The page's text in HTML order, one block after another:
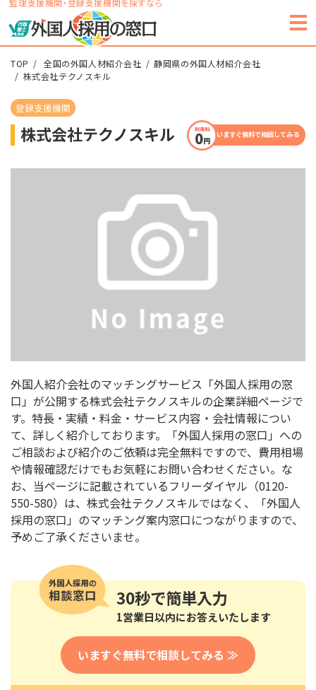
監理支援機関・登録支援機関を探すなら
TOP 全国の外国人材紹介会社
静岡県の外国人材紹介会社
株式会社テクノスキル
登録支援機関
株式会社テクノスキル いますぐ無料で相談してみる
外国人紹介会社のマッチングサービス「外国人採用の窓
口」が公開する株式会社テクノスキルの企業詳細ページで
す。特長・実績・料金・サービス内容・会社情報につい
て、詳しく紹介しております。「外国人採用の窓口」への
ご相談および紹介のご依頼は完全無料ですので、費用相場
や情報確認だけでもお気軽にお問い合わせください。な
お、当ページに記載されているフリーダイヤル（0120-
550-580）は、株式会社テクノスキルではなく、「外国人
採用の窓口」のマッチング案内窓口につながりますので、
予めご了承くださいませ。
30秒で簡単入力
1営業日以内にお答えいたします
いますぐ無料で相談してみる ≫